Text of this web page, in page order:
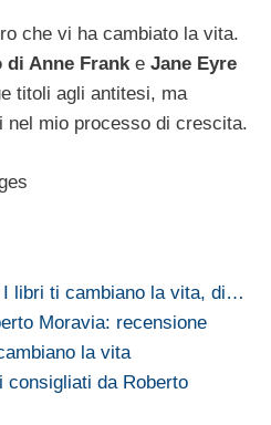
che vi ha cambiato la vita.
di Anne Franke Jane Eyre
titoli agli antitesi, ma
nel mio processo di crescita.
I libri ti cambiano la vita, di…
Moravia: recensione
la vita
consigliati da Roberto